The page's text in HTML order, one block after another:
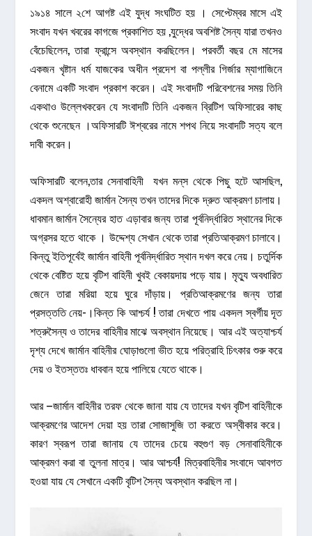
১৯১৪ সালে ২শে আগষ্ট এই যুদ্ধ সংঘটিত হয় । সেপ্টেম্বর মাসে এই
সংবাদ যখন খবরের কাগজে প্রকাশিত হয় ,যুদ্ধের অবশিষ্ট সৈন্য যারা তখনও
বেঁচেছিলেন, তারা ফ্রান্সে অবস্থান করছিলেন। পরবর্তী বছর মে মাসের
একজন খৃষ্টান ধর্ম যাজকের অধীন প্রদেশ বা পল্লীর গির্জার ম্যাগাজিনে
বেনামে একটি সংবাদ প্রকাশ করেন। এই সংবাদটি পরিবেশনের সময় তিনি
একথাও উল্লেখকরেন যে সংবাদটি তিনি একজন ব্রিটিশ অফিসারের কাছ
থেকে শুনেছেন ।অফিসারটি ঈশ্বরের নামে শপথ নিয়ে সংবাদটি সত্য বলে
দাবী করেন।
অফিসারটি বলেন,তার সেনাবাহিনী যখন মন্‌স থেকে পিছু হটে আসছিল,
একদল অশ্বারোহী জার্মান সৈন্য তখন তাদের দিকে দ্রুত আক্রমণ চালায়।
ধাবমান জার্মান সৈন্যের হাত এড়াবার জন্য তারা পূর্বনির্দ্ধারিত স্থানের দিকে
অগ্রসর হতে থাকে । উদ্দেশ্য সেখান থেকে তারা প্রতিআক্রমণ চালাবে।
কিন্তু ইতিপূর্বেই জার্মান বাহিনী পূর্বনির্দ্ধারিত স্থান দখল করে নেয়। চতুর্দিক
থেকে বেষ্টিত হয়ে বৃটিশ বাহিনী খুবই বেকায়দায় পড়ে যায়। মৃত্যু অবধারিত
জেনে তারা মরিয়া হয়ে ঘুরে দাঁড়ায়। প্রতিআক্রমণের জন্য তারা
প্রসত্ততি নেয়-।কিন্ত কি আশ্চর্য ! তারা দেখতে পায় একদল স্বর্গীয় দূত
শত্রুসৈন্য ও তাদের বাহিনীর মাঝে অবস্থান নিয়েছে। আর এই অত্যাশ্চর্য
দৃশ্য দেখে জার্মান বাহিনীর ঘোড়াগুলো ভীত হয়ে পরিত্রাহি চিৎকার শুরু করে
দেয় ও ইতস্ততঃ ধাববান হয়ে পালিয়ে যেতে থাকে।
আর –জার্মান বাহিনীর তরফ থেকে জানা যায় যে তাদের যখন বৃটিশ বাহিনীকে
আক্রমণের আদেশ দেয়া হয় তারা সোজাসুজি তা করতে অস্বীকার করে।
কারণ স্বরূপ তারা জানায় যে তাদের চেয়ে বহুগুণ বড় সেনাবাহিনীকে
আক্রমণ করা বা তুলনা মাত্র। আর আশ্চর্য! মিত্রবাহিনীর সংবাদে আবগত
হওয়া যায় যে সেখানে একটি বৃটিশ সৈন্য অবস্থান করছিল না।